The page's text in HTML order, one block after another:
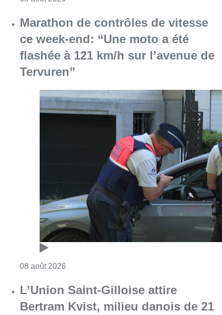
Marathon de contrôles de vitesse
ce week-end: “Une moto a été
flashée à 121 km/h sur l’avenue de
Tervuren”
08 août 2026
L’Union Saint-Gilloise attire
Bertram Kvist, milieu danois de 21